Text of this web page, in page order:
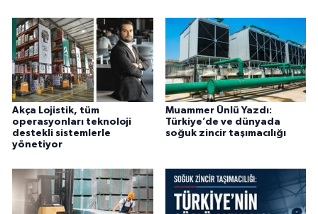
Akça Lojistik, tüm
operasyonları teknoloji
destekli sistemlerle
yönetiyor
Muammer Ünlü Yazdı:
Türkiye’de ve dünyada
soğuk zincir taşımacılığı